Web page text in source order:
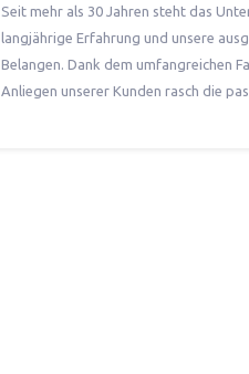
Seit mehr als 30 Jahren steht das
langjährige Erfahrung und unsere
Belangen. Dank dem umfangreichen
Anliegen unserer Kunden rasch die